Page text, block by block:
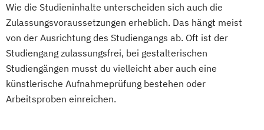
Wie die Studieninhalte unterscheiden sich auch die
Zulassungsvoraussetzungen erheblich. Das hängt meist
von der Ausrichtung des Studiengangs ab. Oft ist der
Studiengang zulassungsfrei, bei gestalterischen
Studiengängen musst du vielleicht aber auch eine
künstlerische Aufnahmeprüfung bestehen oder
Arbeitsproben einreichen.